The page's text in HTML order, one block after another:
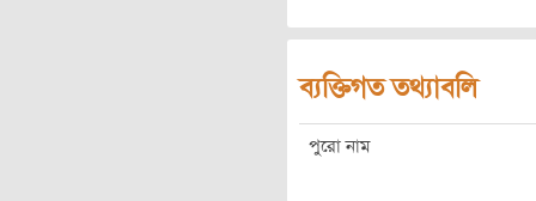
ব্যক্তিগত তথ্যাবলি
পুরো নাম